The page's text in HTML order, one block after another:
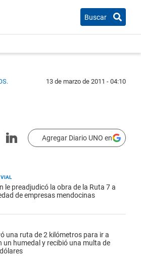
Buscar
13 de marzo de 2011 - 04:10
Agregar Diario UNO en
VIAL
le preadjudicó la obra de la Ruta 7 a
de empresas mendocinas
una ruta de 2 kilómetros para ir a
un humedal y recibió una multa de